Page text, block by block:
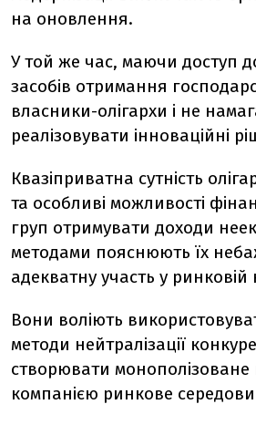
на оновлення.
У той же час, маючи доступ
засобів отримання
власники-олігархи і не
реалізовувати інноваційні
Квазіприватна сутність
та особливі можливості
груп отримувати доходи
методами пояснюють їх
адекватну участь у ринковій
Вони воліють
методи нейтралізації
створювати
компанією ринкове